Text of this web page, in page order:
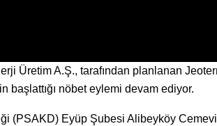
Üretim A.Ş., tarafından planlanan
başlattığı nöbet eylemi devam ediyor.
(PSAKD) Eyüp Şubesi Alibeyköy